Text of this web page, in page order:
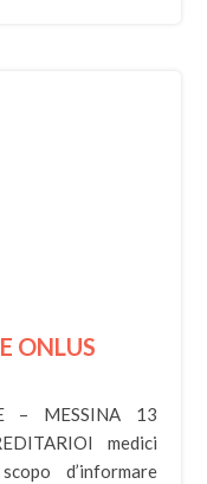
ONLUS
– MESSINA 13
medici
d’informare